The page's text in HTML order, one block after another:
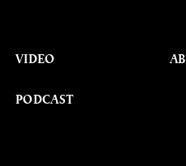
VIDEO
PODCAST